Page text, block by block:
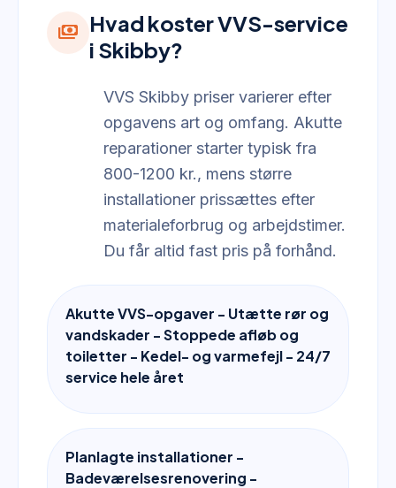
payments Hvad koster VVS-service
i Skibby?
VVS Skibby priser varierer efter
opgavens art og omfang. Akutte
reparationer starter typisk fra
800-1200 kr., mens større
installationer prissættes efter
materialeforbrug og arbejdstimer.
Du får altid fast pris på forhånd.
Akutte VVS-opgaver - Utætte rør og
vandskader - Stoppede afløb og
toiletter - Kedel- og varmefejl - 24/7
service hele året
Planlagte installationer -
Badeværelsesrenovering -